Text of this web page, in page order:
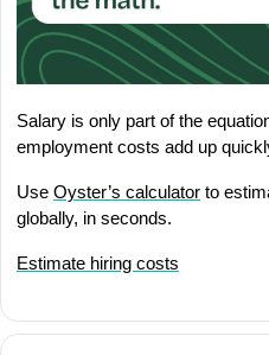
Salary is only part of the
employment costs add up
Use Oyster’s calculator to
globally, in seconds.
Estimate hiring costs